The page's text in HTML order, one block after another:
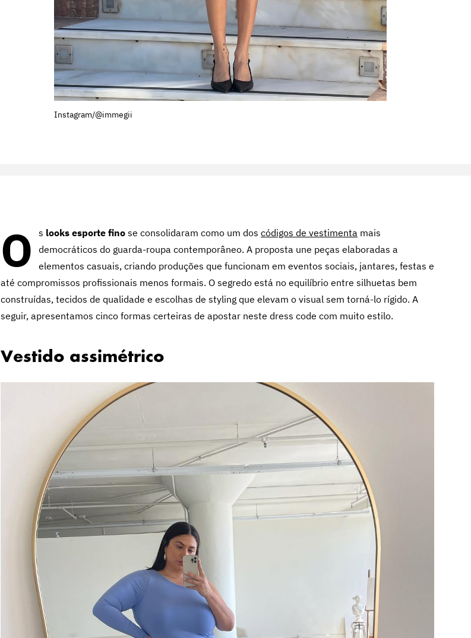
Instagram/@immegii
O s looks esporte fino se consolidaram como um dos códigos de vestimenta mais
democráticos do guarda-roupa contemporâneo. A proposta une peças elaboradas a
elementos casuais, criando produções que funcionam em eventos sociais, jantares, festas e
até compromissos profissionais menos formais. O segredo está no equilíbrio entre silhuetas bem
construídas, tecidos de qualidade e escolhas de styling que elevam o visual sem torná-lo rígido. A
seguir, apresentamos cinco formas certeiras de apostar neste dress code com muito estilo.
Vestido assimétrico